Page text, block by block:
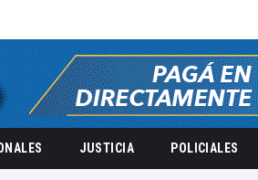
JUSTICIA POLICIALES